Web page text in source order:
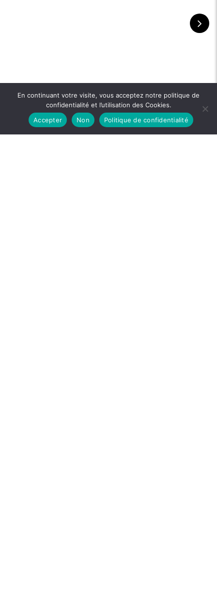
En continuant votre visite, vous acceptez notre politique de
confidentialité et l’utilisation des Cookies.
Accepter
Non Politique de confidentialité